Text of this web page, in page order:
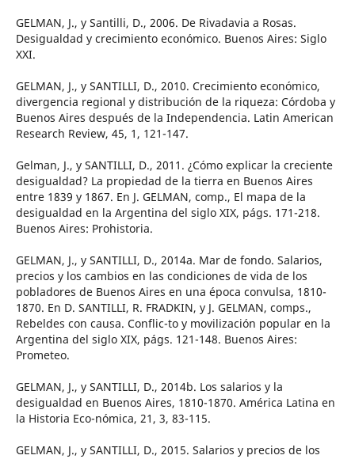
GELMAN, J., y Santilli, D., 2006. De Rivadavia a Rosas.
Desigualdad y crecimiento económico. Buenos Aires: Siglo
XXI.
GELMAN, J., y SANTILLI, D., 2010. Crecimiento económico,
divergencia regional y distribución de la riqueza: Córdoba y
Buenos Aires después de la Independencia. Latin American
Research Review, 45, 1, 121-147.
Gelman, J., y SANTILLI, D., 2011. ¿Cómo explicar la creciente
desigualdad? La propiedad de la tierra en Buenos Aires
entre 1839 y 1867. En J. GELMAN, comp., El mapa de la
desigualdad en la Argentina del siglo XIX, págs. 171-218.
Buenos Aires: Prohistoria.
GELMAN, J., y SANTILLI, D., 2014a. Mar de fondo. Salarios,
precios y los cambios en las condiciones de vida de los
pobladores de Buenos Aires en una época convulsa, 1810-
1870. En D. SANTILLI, R. FRADKIN, y J. GELMAN, comps.,
Rebeldes con causa. Conflic-to y movilización popular en la
Argentina del siglo XIX, págs. 121-148. Buenos Aires:
Prometeo.
GELMAN, J., y SANTILLI, D., 2014b. Los salarios y la
desigualdad en Buenos Aires, 1810-1870. América Latina en
la Historia Eco-nómica, 21, 3, 83-115.
GELMAN, J., y SANTILLI, D., 2015. Salarios y precios de los